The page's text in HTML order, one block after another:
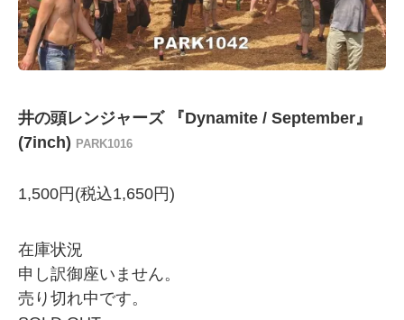
井の頭レンジャーズ 『Dynamite / September』
(7inch) PARK1016
1,500円(税込1,650円)
在庫状況
申し訳御座いません。
売り切れ中です。